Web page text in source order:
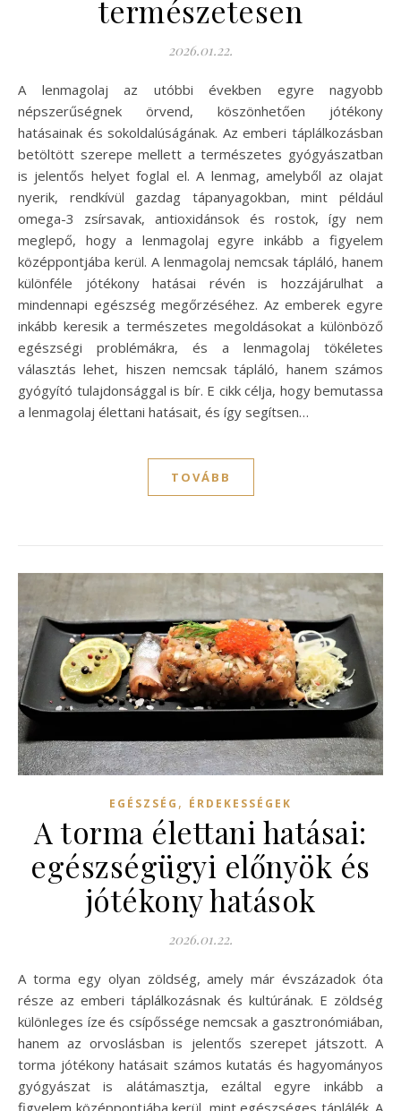
természetesen
2026.01.22.
A lenmagolaj az utóbbi években egyre nagyobb
népszerűségnek örvend, köszönhetően jótékony
hatásainak és sokoldalúságának. Az emberi táplálkozásban
betöltött szerepe mellett a természetes gyógyászatban
is jelentős helyet foglal el. A lenmag, amelyből az olajat
nyerik, rendkívül gazdag tápanyagokban, mint például
omega-3 zsírsavak, antioxidánsok és rostok, így nem
meglepő, hogy a lenmagolaj egyre inkább a figyelem
középpontjába kerül. A lenmagolaj nemcsak tápláló, hanem
különféle jótékony hatásai révén is hozzájárulhat a
mindennapi egészség megőrzéséhez. Az emberek egyre
inkább keresik a természetes megoldásokat a különböző
egészségi problémákra, és a lenmagolaj tökéletes
választás lehet, hiszen nemcsak tápláló, hanem számos
gyógyító tulajdonsággal is bír. E cikk célja, hogy bemutassa
a lenmagolaj élettani hatásait, és így segítsen…
TOVÁBB
EGÉSZSÉG , ÉRDEKESSÉGEK
A torma élettani hatásai:
egészségügyi előnyök és
jótékony hatások
2026.01.22.
A torma egy olyan zöldség, amely már évszázadok óta
része az emberi táplálkozásnak és kultúrának. E zöldség
különleges íze és csípőssége nemcsak a gasztronómiában,
hanem az orvoslásban is jelentős szerepet játszott. A
torma jótékony hatásait számos kutatás és hagyományos
gyógyászat is alátámasztja, ezáltal egyre inkább a